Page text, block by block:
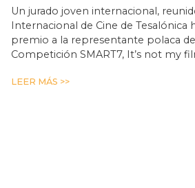
Un jurado joven internacional,
Internacional de Cine de Tesalónica
premio a la representante polaca de
Competición SMART7, It’s not my
LEER MÁS >>